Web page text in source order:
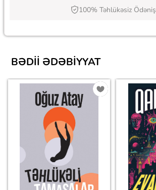
100% Təhlükəsiz Ödəniş
BƏDII ƏDƏBIYYAT